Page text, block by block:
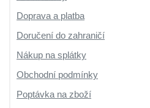
Doprava a platba
Doručení do zahraničí
Nákup na splátky
Obchodní podmínky
Poptávka na zboží